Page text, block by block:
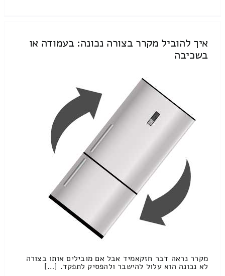
איך להוביל מקרר בצורה נכונה: בעמודה או
בשכיבה
מקרר נראה דבר חזקאמיד אבל אם מובילים אותו בצורה
לא נכונה הוא עלול להישבר ולהפסיק לתפקד. […]